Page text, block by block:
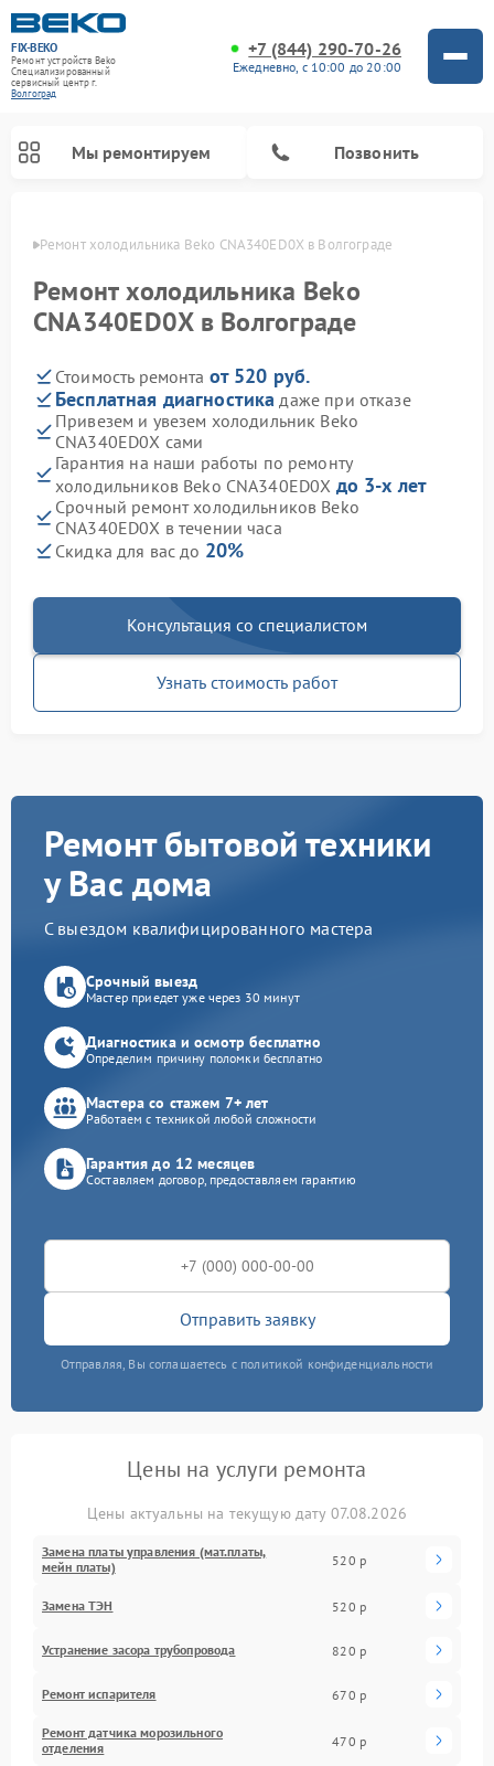
FIX-BEKO
Ремонт устройств Beko
Специализированный
cервисный центр г.
Волгоград
+7 (844) 290-70-26
Ежедневно, с 10:00 до 20:00
Мы ремонтируем Позвонить
Ремонт холодильника Beko CNA340ED0X в Волгограде
Ремонт холодильника Beko
CNA340ED0X в Волгограде
Стоимость ремонта от 520 руб.
Бесплатная диагностика даже при отказе
Привезем и увезем холодильник Beko
CNA340ED0X сами
Гарантия на наши работы по ремонту
холодильников Beko CNA340ED0X до 3-х лет
Срочный ремонт холодильников Beko
CNA340ED0X в течении часа
Скидка для вас до 20%
Консультация со специалистом
Узнать стоимость работ
Ремонт бытовой техники
у Вас дома
С выездом квалифицированного мастера
Срочный выезд
Мастер приедет уже через 30 минут
Диагностика и осмотр бесплатно
Определим причину поломки бесплатно
Мастера со стажем 7+ лет
Работаем с техникой любой сложности
Гарантия до 12 месяцев
Составляем договор, предоставляем гарантию
Отправить заявку
Отправляя, Вы соглашаетесь с политикой конфиденциальности
Цены на услуги ремонта
Цены актуальны на текущую дату 07.08.2026
Замена платы управления (мат.платы,
мейн платы)
520 р
Замена ТЭН 520 р
Устранение засора трубопровода 820 р
Ремонт испарителя 670 р
Ремонт датчика морозильного
отделения
470 р